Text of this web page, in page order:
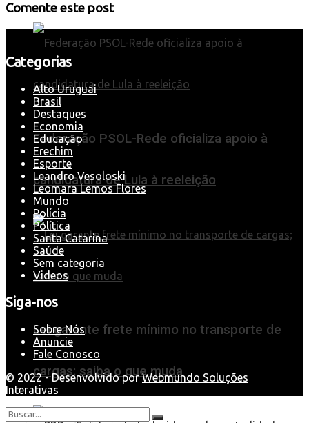
Federação PSOL-Rede oficializa apoio à
candidatura de Lula à reeleição
Lei garante frete mínimo no transporte de
cargas; saiba o que muda
Comente este post
Categorias
Alto Uruguai
Brasil
Destaques
Economia
Educação
Erechim
Esporte
Leandro Vesoloski
Leomara Lemos Flores
Mundo
Polícia
Política
Santa Catarina
Saúde
Sem categoria
Videos
Siga-nos
Sobre Nós
Anuncie
Fale Conosco
© 2022 - Desenvolvido porWebmundo Soluções
Interativas